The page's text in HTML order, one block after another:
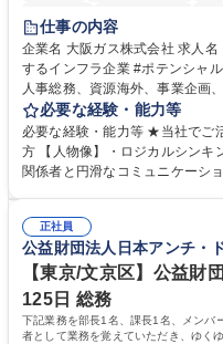
服装自由
第二新卒歓迎
仕事の内容
企業名 大阪ガス株式会社 求人名 【第二新卒】事務系総合職 #関西を代表
するインフラ企業 #ポテンシャル採用 仕事の内容 事務系総合職
人事総務、資源海外、事業企画
す。 【業務内容の一例】■所属
務 ■営業部門の企画スタッフ、ルート営業 【キャリアパ
ポジションで一定期間ご活躍頂
鑑みてジョブローテーションを
表するインフラ企業 #ポテンシャ
必要な経験・能力等
必要な経験・能力等 ★当社でご
方 【人物像】・ロジカルシンキ
関係者と円滑なコミュニケーションを図れる ■2024
72.html ■エネルギーセキュリテ
甚大化など、これまで以上に社
「未来の日常」の創造に向けて
す。 学歴・資格 学歴：大学院
正社員
公益財団法人日本アンチ・
【東京/文京区】公益財
125日 総務
下記業務を部長1名、課長1名、メンバ
者として業務を覚えていただき、ゆく